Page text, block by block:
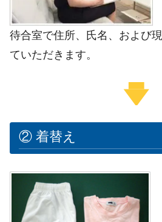
待合室で住所、氏名、および
ていただきます。
② 着替え